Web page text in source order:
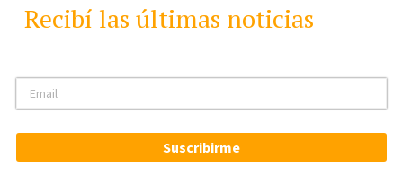
Recibí las últimas noticias
Suscribirme